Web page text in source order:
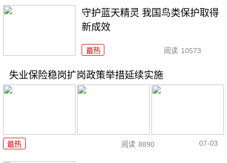
守护蓝天精灵 我国鸟类保护取得
新成效
最热 阅读 10573
失业保险稳岗扩岗政策举措延续实施
最热 阅读 8890 07-03